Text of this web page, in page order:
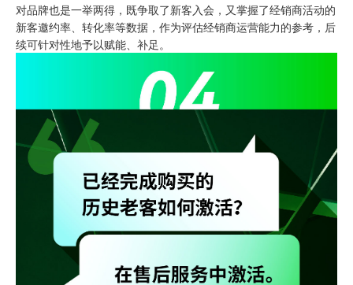
对品牌也是一举两得，既争取了新客入会，又掌握了经销商活动的
新客邀约率、转化率等数据，作为评估经销商运营能力的参考，后
续可针对性地予以赋能、补足。